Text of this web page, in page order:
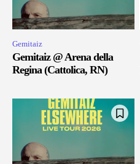
Gemitaiz
Gemitaiz @ Arena della
Regina (Cattolica, RN)